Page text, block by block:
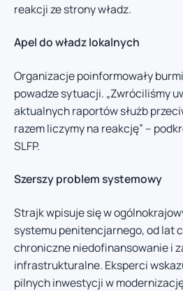
reakcji ze strony władz.
Apel do władz lokalnych
Organizacje poinformowały
powadze sytuacji. „Zwróciliśmy
aktualnych raportów służb
razem liczymy na reakcję” –
SLFP.
Szerszy problem systemowy
Strajk wpisuje się w
systemu penitencjarnego, od lat
chroniczne niedofinansowanie i
infrastrukturalne. Eksperci
pilnych inwestycji w